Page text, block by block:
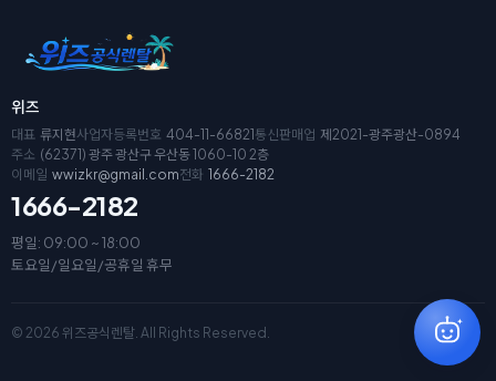
위즈
대표 류지현사업자등록번호 404-11-66821 통신판매업 제2021-광주광산-0894
주소 (62371) 광주 광산구 우산동 1060-10 2층
이메일 wwizkr@gmail.com전화 1666-2182
1666-2182
평일: 09:00 ~ 18:00
토요일/일요일/공휴일 휴무
© 2026 위즈공식렌탈. All Rights Reserved.